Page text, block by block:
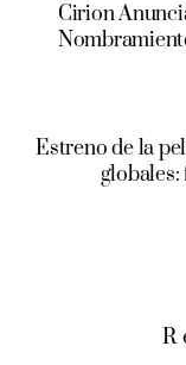
Cirion
Estreno de la